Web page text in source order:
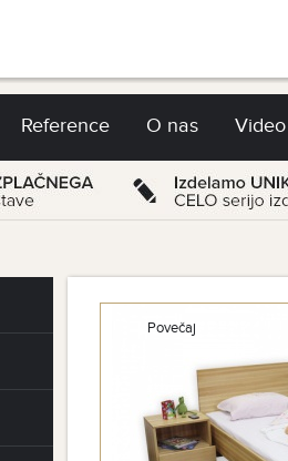
Reference O nas Video
Povečaj